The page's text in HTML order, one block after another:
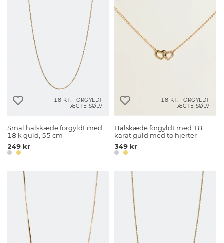
18 KT. FORGYLDT
ÆGTE SØLV
Smal halskæde forgyldt med
18 k guld, 55 cm
249 kr
18 KT. FORGYLDT
ÆGTE SØLV
Halskæde forgyldt med 18
karat guld med to hjerter
349 kr